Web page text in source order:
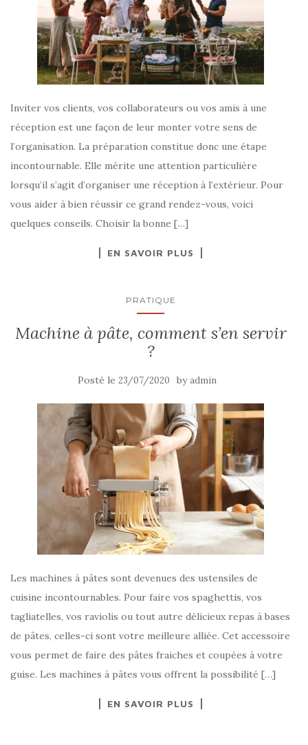
Inviter vos clients, vos collaborateurs ou vos amis à une
réception est une façon de leur monter votre sens de
l’organisation. La préparation constitue donc une étape
incontournable. Elle mérite une attention particulière
lorsqu’il s’agit d’organiser une réception à l’extérieur. Pour
vous aider à bien réussir ce grand rendez-vous, voici
quelques conseils. Choisir la bonne […]
EN SAVOIR PLUS
PRATIQUE
Machine à pâte, comment s’en servir
?
Posté le 23/07/2020 byadmin
Les machines à pâtes sont devenues des ustensiles de
cuisine incontournables. Pour faire vos spaghettis, vos
tagliatelles, vos raviolis ou tout autre délicieux repas à bases
de pâtes, celles-ci sont votre meilleure alliée. Cet accessoire
vous permet de faire des pâtes fraiches et coupées à votre
guise. Les machines à pâtes vous offrent la possibilité […]
EN SAVOIR PLUS